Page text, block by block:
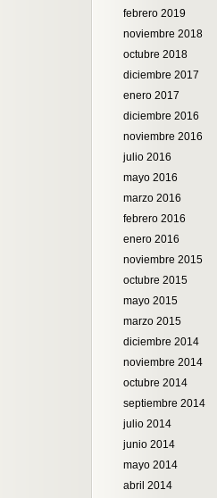
febrero 2019
noviembre 2018
octubre 2018
diciembre 2017
enero 2017
diciembre 2016
noviembre 2016
julio 2016
mayo 2016
marzo 2016
febrero 2016
enero 2016
noviembre 2015
octubre 2015
mayo 2015
marzo 2015
diciembre 2014
noviembre 2014
octubre 2014
septiembre 2014
julio 2014
junio 2014
mayo 2014
abril 2014